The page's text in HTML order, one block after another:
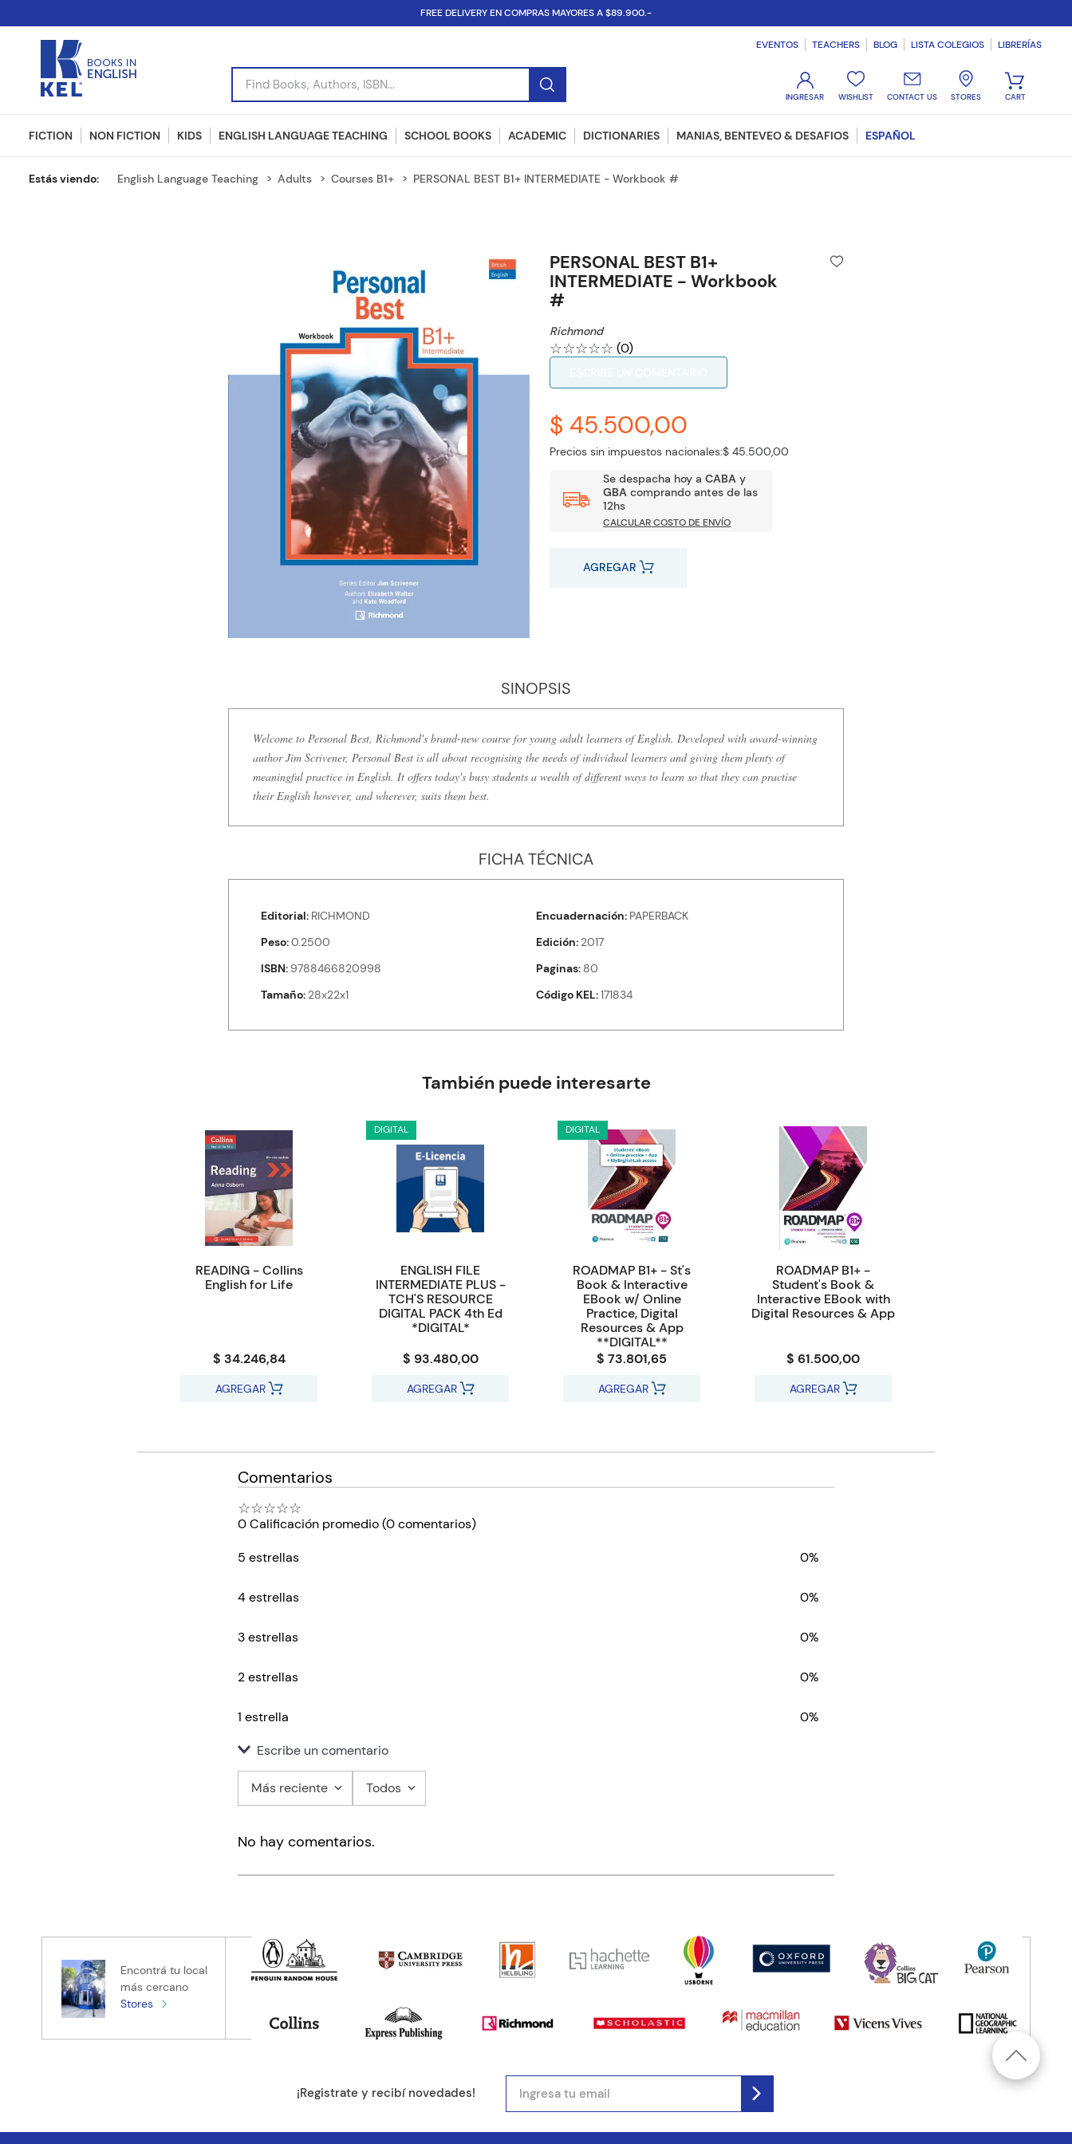
FREE DELIVERY EN COMPRAS MAYORES A $89.900.-
Find Books, Authors, ISBN...
EVENTOS TEACHERS BLOG LISTA COLEGIOS LIBRERÍAS
WISHLIST CONTACT US STORES
FICTION NON FICTION KIDS ENGLISH LANGUAGE TEACHING SCHOOL BOOKS ACADEMIC DICTIONARIES MANIAS, BENTEVEO & DESAFIOS ESPAÑOL
English Language Teaching Adults Courses B1+ PERSONAL BEST B1+ INTERMEDIATE - Workbook #
PERSONAL BEST B1+
INTERMEDIATE - Workbook
#
Richmond
☆☆☆☆☆ (0)
$ 45.500,00
Precios sin impuestos nacionales:$ 45.500,00
Se despacha hoy aCABA y
GBA comprando antes de las
12hs
CALCULAR COSTO DE ENVÍO
AGREGAR
SINOPSIS
Welcome to Personal Best, Richmond's brand-new course for young adult learners of English. Developed with award-winning
author Jim Scrivener, Personal Best is all about recognising the needs of individual learners and giving them plenty of
meaningful practice in English. It offers today's busy students a wealth of different ways to learn so that they can practise
their English however, and wherever, suits them best.
FICHA TÉCNICA
Editorial RICHMOND Encuadernación PAPERBACK
Peso 0.2500 Edición 2017
ISBN 9788466820998 Paginas 80
Tamaño 28x22x1 Código KEL 171834
También puede interesarte
READING - Collins
English for Life
$ 34.246,84
AGREGAR
DIGITAL
ENGLISH FILE
INTERMEDIATE PLUS -
TCH'S RESOURCE
DIGITAL PACK 4th Ed
*DIGITAL*
$ 93.480,00
AGREGAR
DIGITAL
ROADMAP B1+ - St's
Book & Interactive
EBook w/ Online
Practice, Digital
Resources & App
**DIGITAL**
$ 73.801,65
AGREGAR
ROADMAP B1+ -
Student's Book &
Interactive EBook with
Digital Resources & App
$ 61.500,00
AGREGAR
Comentarios
☆☆☆☆☆
0 Calificación promedio(0 comentarios)
5 estrellas
0%
4 estrellas 0%
3 estrellas 0%
2 estrellas 0%
1 estrella
0%
Escribe un comentario
Título
Tu nombre
Tu ubicación
Más reciente Todos
No hay comentarios.
Encontrá tu local
más cercano
Stores
¡Registrate y recibí novedades!